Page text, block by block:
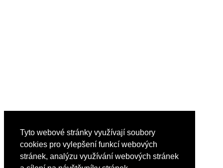
Tyto webové stránky využívají soubory
cookies pro vylepšení funkcí webových
stránek, analýzu využívání webových stránek